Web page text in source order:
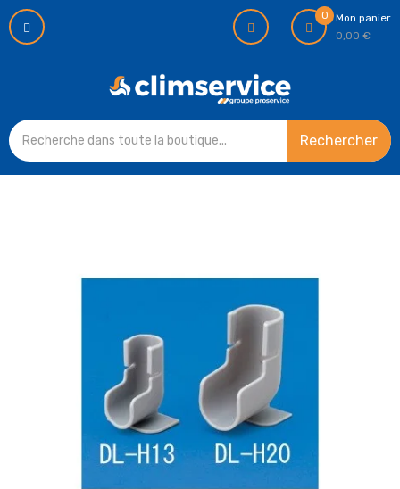
0
Mon panier
0,00 €
Rechercher